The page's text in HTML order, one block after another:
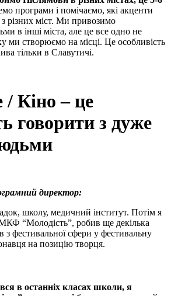
програми і помічаємо, які акценти
різних міст. Ми привозимо
в інші міста, але це все одно не
ми створюємо на місці. Це особливість
тільки в Славутичі.
/ Кіно – це
говорити з дуже
директор:
школу, медичний інститут. Потім я
“Молодість”, робив ще декілька
з фестивальної сфери у фестивальну
на позицію творця.
в останніх класах школи, я